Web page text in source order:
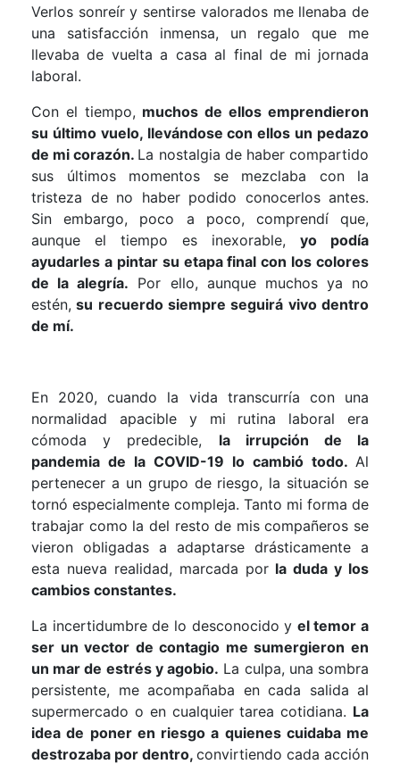
Verlos sonreír y sentirse valorados me llenaba de
una satisfacción inmensa, un regalo que me
llevaba de vuelta a casa al final de mi jornada
laboral.
Con el tiempo, muchos de ellos emprendieron
su último vuelo, llevándose con ellos un pedazo
de mi corazón. La nostalgia de haber compartido
sus últimos momentos se mezclaba con la
tristeza de no haber podido conocerlos antes.
Sin embargo, poco a poco, comprendí que,
aunque el tiempo es inexorable, yo podía
ayudarles a pintar su etapa final con los colores
de la alegría. Por ello, aunque muchos ya no
estén, su recuerdo siempre seguirá vivo dentro
de mí.
En 2020, cuando la vida transcurría con una
normalidad apacible y mi rutina laboral era
cómoda y predecible, la irrupción de la
pandemia de la COVID-19 lo cambió todo. Al
pertenecer a un grupo de riesgo, la situación se
tornó especialmente compleja. Tanto mi forma de
trabajar como la del resto de mis compañeros se
vieron obligadas a adaptarse drásticamente a
esta nueva realidad, marcada por la duda y los
cambios constantes.
La incertidumbre de lo desconocido y el temor a
ser un vector de contagio me sumergieron en
un mar de estrés y agobio. La culpa, una sombra
persistente, me acompañaba en cada salida al
supermercado o en cualquier tarea cotidiana. La
idea de poner en riesgo a quienes cuidaba me
destrozaba por dentro, convirtiendo cada acción